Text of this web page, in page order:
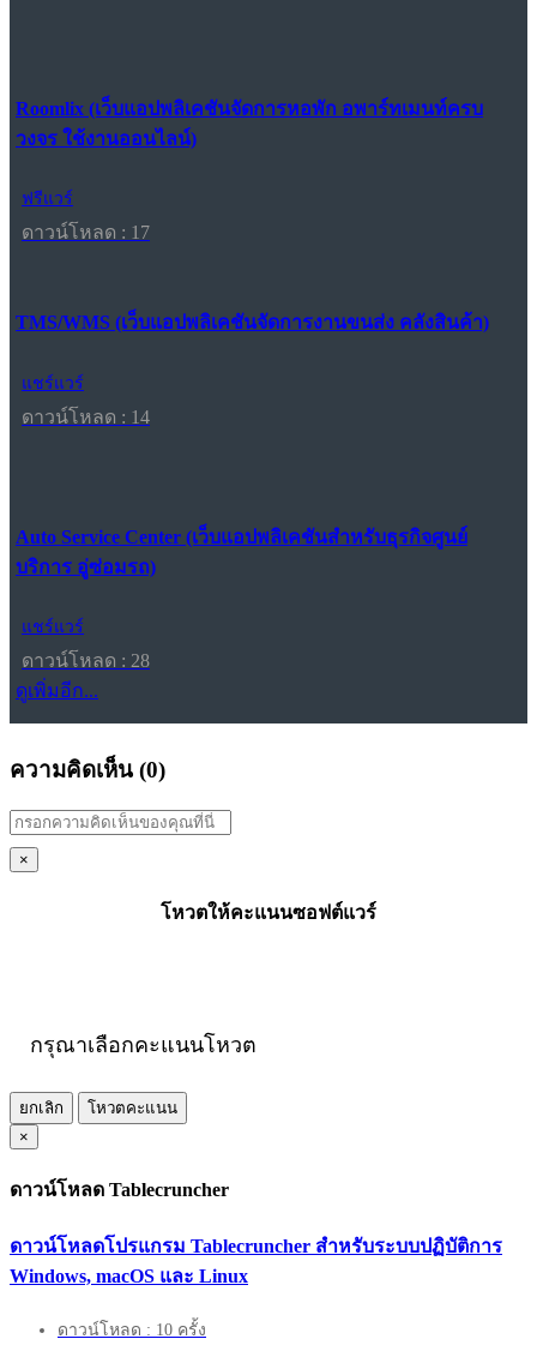
Roomlix (เว็บแอปพลิเคชันจัดการหอพัก อพาร์ทเมนท์ครบ
วงจร ใช้งานออนไลน์)
ฟรีแวร์
ดาวน์โหลด : 17
TMS/WMS (เว็บแอปพลิเคชันจัดการงานขนส่ง คลังสินค้า)
แชร์แวร์
ดาวน์โหลด : 14
Auto Service Center (เว็บแอปพลิเคชันสำหรับธุรกิจศูนย์
บริการ อู่ซ่อมรถ)
แชร์แวร์
ดาวน์โหลด : 28
ดูเพิ่มอีก...
ความคิดเห็น (0)
×
โหวตให้คะแนนซอฟต์แวร์
กรุณาเลือกคะแนนโหวต
ยกเลิก
โหวตคะแนน
×
ดาวน์โหลด Tablecruncher
ดาวน์โหลดโปรแกรม Tablecruncher สำหรับระบบปฏิบัติการ
Windows, macOS และ Linux
ดาวน์โหลด : 10 ครั้ง